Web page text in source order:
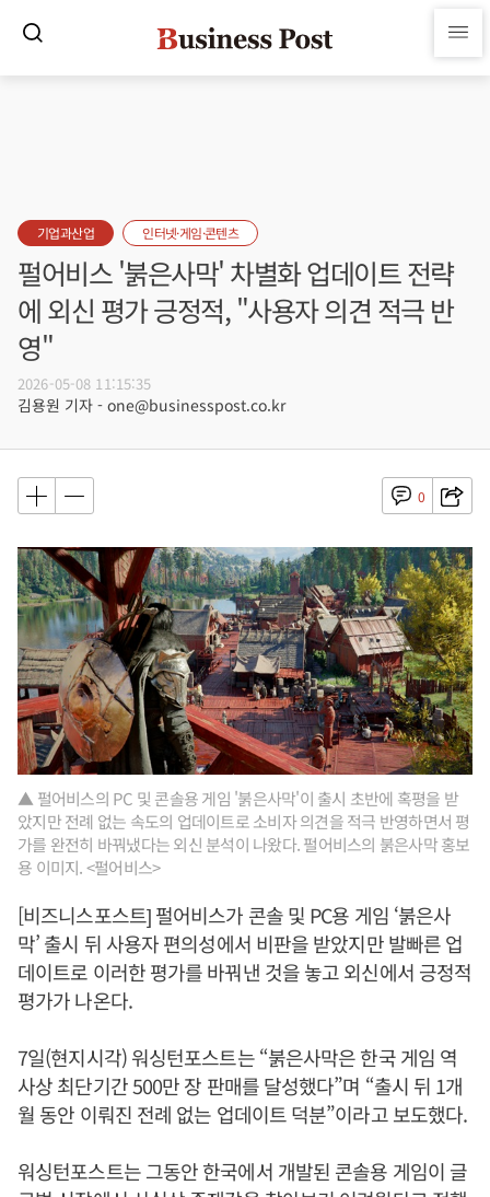
기업과산업 인터넷·게임·콘텐츠
펄어비스 '붉은사막' 차별화 업데이트 전략
에 외신 평가 긍정적, "사용자 의견 적극 반
영"
2026-05-08 11:15:35
김용원 기자 - one@businesspost.co.kr
0
▲ 펄어비스의 PC 및 콘솔용 게임 '붉은사막'이 출시 초반에 혹평을 받
았지만 전례 없는 속도의 업데이트로 소비자 의견을 적극 반영하면서 평
가를 완전히 바꿔냈다는 외신 분석이 나왔다. 펄어비스의 붉은사막 홍보
용 이미지. <펄어비스>
[비즈니스포스트] 펄어비스가 콘솔 및 PC용 게임 ‘붉은사
막’ 출시 뒤 사용자 편의성에서 비판을 받았지만 발빠른 업
데이트로 이러한 평가를 바꿔낸 것을 놓고 외신에서 긍정적
평가가 나온다.
7일(현지시각) 워싱턴포스트는 “붉은사막은 한국 게임 역
사상 최단기간 500만 장 판매를 달성했다”며 “출시 뒤 1개
월 동안 이뤄진 전례 없는 업데이트 덕분”이라고 보도했다.
워싱턴포스트는 그동안 한국에서 개발된 콘솔용 게임이 글